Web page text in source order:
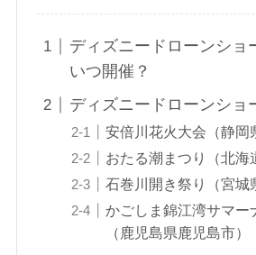
ディズニードローンショ
いつ開催？
ディズニードローンショ
安倍川花火大会（静岡
おたる潮まつり（北海
石巻川開き祭り（宮城
かごしま錦江湾サマー
（鹿児島県鹿児島市）